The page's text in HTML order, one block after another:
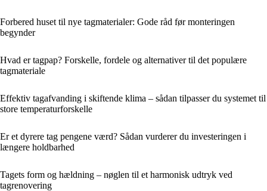
Forbered huset til nye tagmaterialer: Gode råd før monteringen
begynder
Hvad er tagpap? Forskelle, fordele og alternativer til det populære
tagmateriale
Effektiv tagafvanding i skiftende klima – sådan tilpasser du systemet til
store temperaturforskelle
Er et dyrere tag pengene værd? Sådan vurderer du investeringen i
længere holdbarhed
Tagets form og hældning – nøglen til et harmonisk udtryk ved
tagrenovering